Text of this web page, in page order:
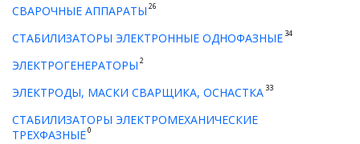
СВАРОЧНЫЕ АППАРАТЫ 26
СТАБИЛИЗАТОРЫ ЭЛЕКТРОННЫЕ ОДНОФАЗНЫЕ 34
ЭЛЕКТРОГЕНЕРАТОРЫ 2
ЭЛЕКТРОДЫ, МАСКИ СВАРЩИКА, ОСНАСТКА 33
СТАБИЛИЗАТОРЫ ЭЛЕКТРОМЕХАНИЧЕСКИЕ
ТРЕХФАЗНЫЕ0